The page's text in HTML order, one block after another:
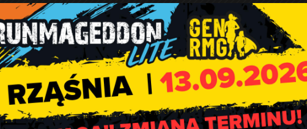
rocznicy członkostwa Polski w Unii Europejskiej. Podkreślono w
udział Polski w europejskim projekcie integracyjnym, a samo
współpracy międzynarodowej oraz przyspieszyło rozwój
nadzieję, że 20. rocznica stanie się bodźcem do kontynuowania
Europy, w której Polska odgrywa aktywną i odpowiedzialną rolę”.